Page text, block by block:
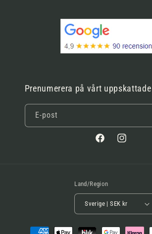
Prenumerera på vårt
E-post
FacebookInstagram
Land/Region
Sverige | SEK kr
Betalningsmetoder